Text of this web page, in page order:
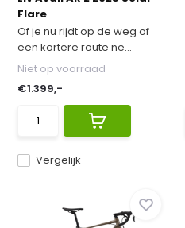
Flare
Of je nu rijdt op de weg of
een kortere route ne...
Vergelijk
Niet op voorraad
€1.399,-